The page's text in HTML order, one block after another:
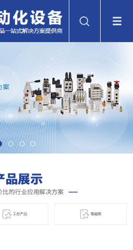
工控产品 電磁閞